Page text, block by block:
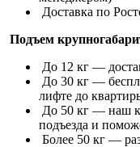
Доставка по
Подъем
До 12 кг —
До 30 кг —
лифте до
До 50 кг — наш
подъезда и
Более 50 кг —